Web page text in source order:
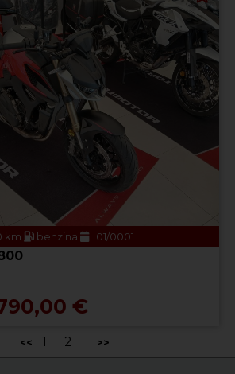
km benzina 01/0001
€
<< 1 2 >>